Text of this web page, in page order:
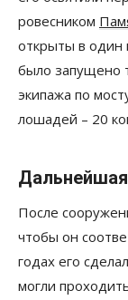
ровесником
открыты в один
было запущено
экипажа по
лошадей – 20
После
чтобы он
годах его
могли